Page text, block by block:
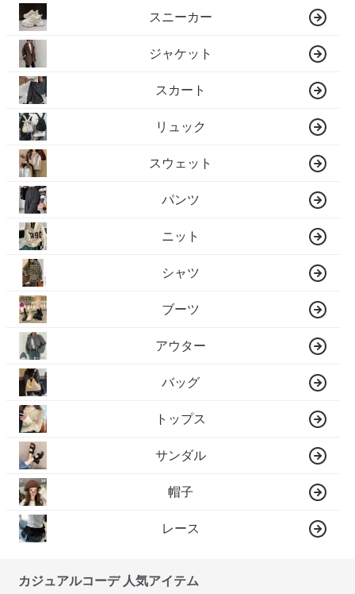
スニーカー
ジャケット
スカート
リュック
スウェット
パンツ
ニット
シャツ
ブーツ
アウター
バッグ
トップス
サンダル
帽子
レース
カジュアルコーデ 人気アイテム